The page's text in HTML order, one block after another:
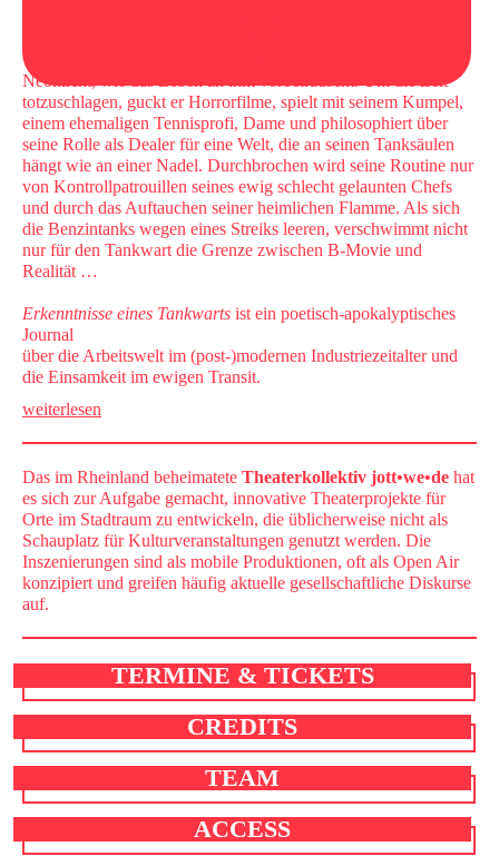
Verkaufskapsel beobachtet er, umgeben von Dieselgeruch und
Neonlicht, wie das Leben an ihm vorbeirauscht. Um die Zeit
totzuschlagen, guckt er Horrorfilme, spielt mit seinem Kumpel,
einem ehemaligen Tennisprofi, Dame und philosophiert über
seine Rolle als Dealer für eine Welt, die an seinen Tanksäulen
hängt wie an einer Nadel. Durchbrochen wird seine Routine nur
von Kontrollpatrouillen seines ewig schlecht gelaunten Chefs
und durch das Auftauchen seiner heimlichen Flamme. Als sich
die Benzintanks wegen eines Streiks leeren, verschwimmt nicht
nur für den Tankwart die Grenze zwischen B-Movie und
Realität …
Erkenntnisse eines Tankwarts ist ein poetisch-apokalyptisches
Journal
über die Arbeitswelt im (post-)modernen Industriezeitalter und
die Einsamkeit im ewigen Transit.
weiterlesen
Das im Rheinland beheimatete Theaterkollektiv jott•we•de hat
es sich zur Aufgabe gemacht, innovative Theaterprojekte für
Orte im Stadtraum zu entwickeln, die üblicherweise nicht als
Schauplatz für Kulturveranstaltungen genutzt werden. Die
Inszenierungen sind als mobile Produktionen, oft als Open Air
konzipiert und greifen häufig aktuelle gesellschaftliche Diskurse
auf.
TERMINE & TICKETS
CREDITS
TEAM
ACCESS